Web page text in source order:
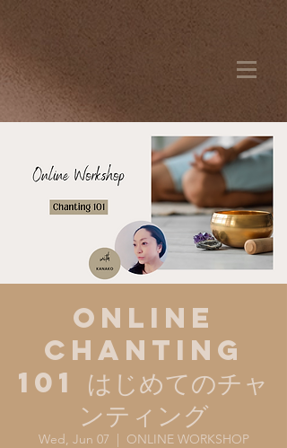
ONLINE
CHANTING
101 はじめてのチャ
ンティング
Wed, Jun 07
  |
ONLINE WORKSHOP